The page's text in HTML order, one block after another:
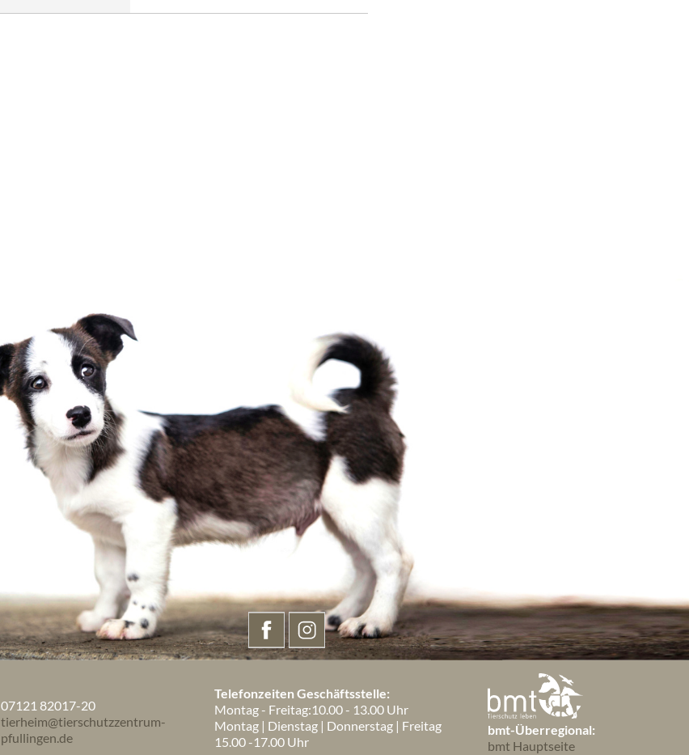
07121 82017-20
tierheim@tierschutzzentrum-
pfullingen.de
Telefonzeiten Geschäftsstelle:
Montag - Freitag:10.00 - 13.00 Uhr
Montag | Dienstag | Donnerstag | Freitag
15.00 -17.00 Uhr
bmt-Überregional:
bmt Hauptseite